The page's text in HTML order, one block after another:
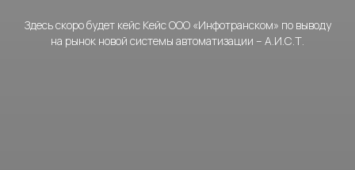
Здесь скоро будет кейс Кейс ООО «Инфотранском» по выводу
на рынок новой системы автоматизации – А.И.С.Т.